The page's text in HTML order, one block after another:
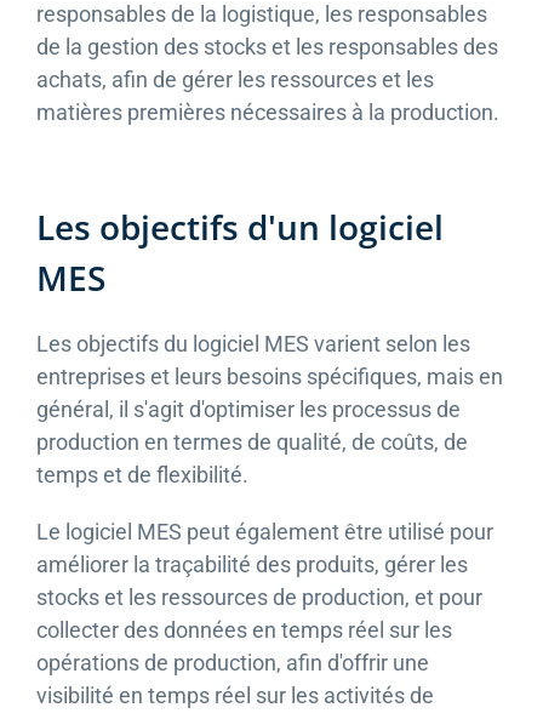
responsables de la logistique, les responsables
de la gestion des stocks et les responsables des
achats, afin de gérer les ressources et les
matières premières nécessaires à la production.
Les objectifs d'un logiciel
MES
Les objectifs du logiciel MES varient selon les
entreprises et leurs besoins spécifiques, mais en
général, il s'agit d'optimiser les processus de
production en termes de qualité, de coûts, de
temps et de flexibilité.
Le logiciel MES peut également être utilisé pour
améliorer la traçabilité des produits, gérer les
stocks et les ressources de production, et pour
collecter des données en temps réel sur les
opérations de production, afin d'offrir une
visibilité en temps réel sur les activités de